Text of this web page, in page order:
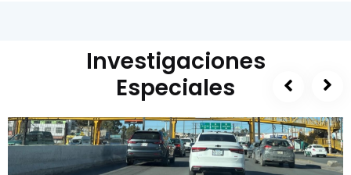
Investigaciones
Especiales